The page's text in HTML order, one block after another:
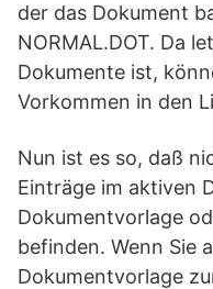
der das Dokument
NORMAL.DOT. Da
Dokumente ist,
Vorkommen in den
Nun ist es so, daß
Einträge im aktiven
Dokumentvorlage
befinden. Wenn Sie
Dokumentvorlage